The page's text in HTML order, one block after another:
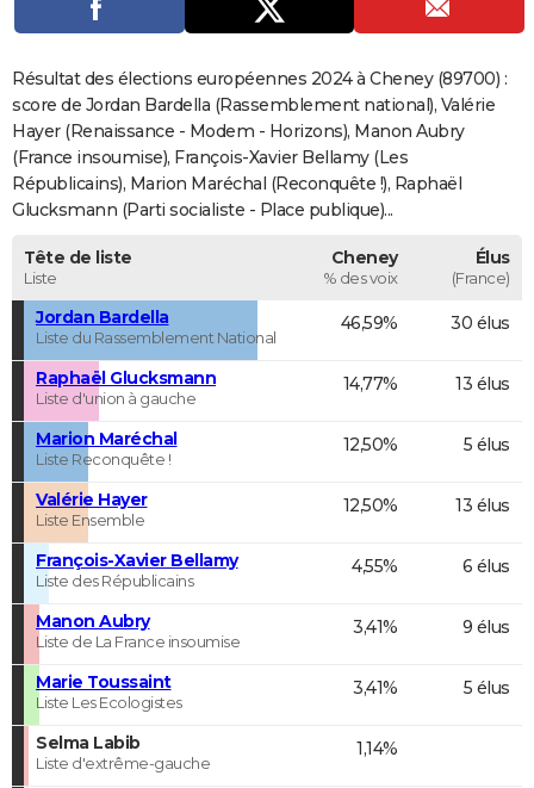
Dictionnaire
Biographies
Citations
Expressions
Proverbes
PROGRAMME TV
COPAINS D'AVANT
S'inscrire
Se connecter
Lycées
Collèges
Primaires
Universités
Entreprises
Service militaire
Avis de recherche
AVIS DE DÉCÈS
FORUM
Résultat des élections européennes 2024 à Cheney (89700) :
score de Jordan Bardella (Rassemblement national), Valérie
Hayer (Renaissance - Modem - Horizons), Manon Aubry
(France insoumise), François-Xavier Bellamy (Les
Républicains), Marion Maréchal (Reconquête !), Raphaël
Glucksmann (Parti socialiste - Place publique)...
Tête de liste
Liste
Cheney
% des voix
Élus
(France)
Jordan Bardella
Liste du Rassemblement National
46,59% 30 élus
Raphaël Glucksmann
Liste d'union à gauche
14,77% 13 élus
Marion Maréchal
Liste Reconquête !
12,50% 5 élus
Valérie Hayer
Liste Ensemble
12,50% 13 élus
François-Xavier Bellamy
Liste des Républicains
4,55% 6 élus
Manon Aubry
Liste de La France insoumise
3,41% 9 élus
Marie Toussaint
Liste Les Ecologistes
3,41% 5 élus
Selma Labib
Liste d'extrême-gauche
1,14%